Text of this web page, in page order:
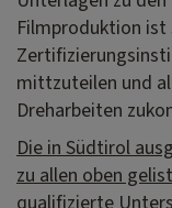
Filmproduktion
mittzuteilen und
Dreharbeiten
Die in Südtirol
zu allen oben